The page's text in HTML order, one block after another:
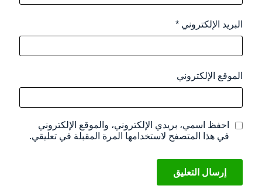
البريد الإلكتروني *
الموقع الإلكتروني
احفظ اسمي، بريدي الإلكتروني، والموقع الإلكتروني
في هذا المتصفح لاستخدامها المرة المقبلة في تعليقي.